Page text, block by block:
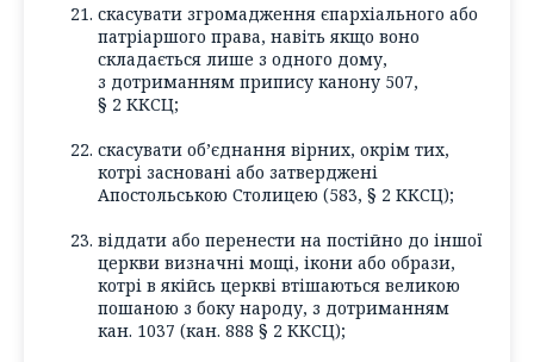
скасувати згромадження єпархіального або
патріаршого права, навіть якщо воно
складається лише з одного дому,
з дотриманням припису канону 507,
§ 2 ККСЦ;
скасувати об’єднання вірних, окрім тих,
котрі засновані або затверджені
Апостольською Столицею (583, § 2 ККСЦ);
віддати або перенести на постійно до іншої
церкви визначні мощі, ікони або образи,
котрі в якійсь церкві втішаються великою
пошаною з боку народу, з дотриманням
кан. 1037 (кан. 888 § 2 ККСЦ);